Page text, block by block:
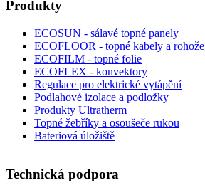
Produkty
ECOSUN - sálavé topné panely
ECOFLOOR - topné kabely a rohože
ECOFILM - topné folie
ECOFLEX - konvektory
Regulace pro elektrické vytápění
Podlahové izolace a podložky
Produkty Ultratherm
Topné žebříky a osoušeče rukou
Bateriová úložiště
Technická podpora